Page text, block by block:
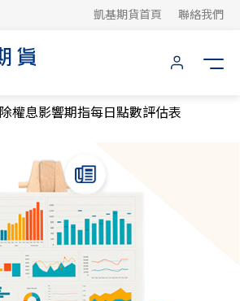
凱基期貨首頁 聯絡我們
除權息影響期指每日點數評估表